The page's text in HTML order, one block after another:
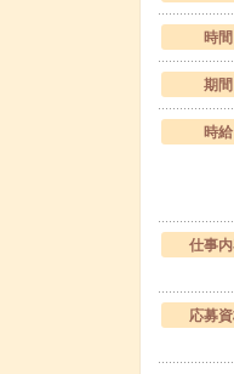
時間
期間
時給
仕事
応募